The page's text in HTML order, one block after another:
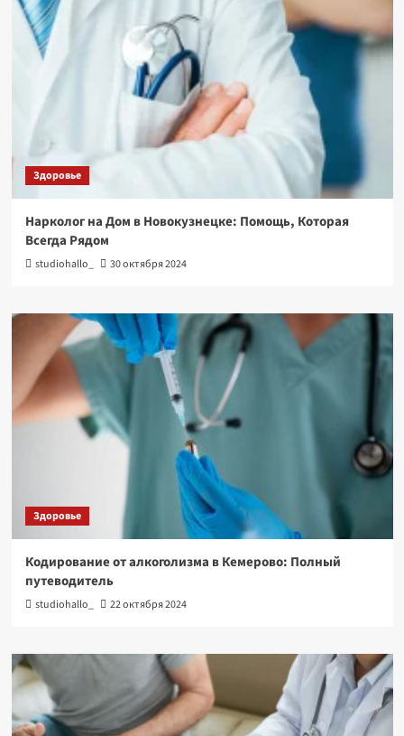
Здоровье
Нарколог на Дом в Новокузнецке: Помощь, Которая
Всегда Рядом
studiohallo_ 30 октября 2024
Здоровье
Кодирование от алкоголизма в Кемерово: Полный
путеводитель
studiohallo_ 22 октября 2024